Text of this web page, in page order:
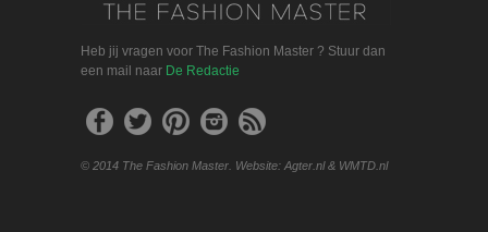
Heb jij vragen voor The Fashion Master ? Stuur dan
een mail naar De Redactie
© 2014 The Fashion Master. Website: Agter.nl & WMTD.nl